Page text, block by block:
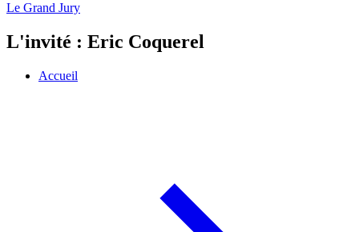
Le Grand Jury
L'invité : Eric Coquerel
Accueil